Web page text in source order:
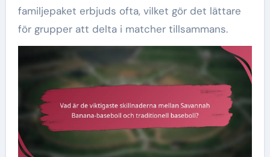
familjepaket erbjuds ofta, vilket gör det lättare
för grupper att delta i matcher tillsammans.